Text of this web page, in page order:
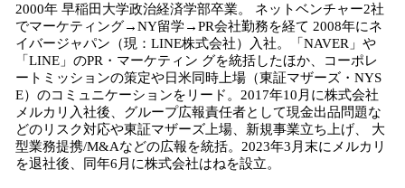
2000年 早稲田大学政治経済学部卒業。 ネットベンチャー2社
でマーケティング→NY留学→PR会社勤務を経て 2008年にネ
イバージャパン（現：LINE株式会社）入社。「NAVER」や
「LINE」のPR・マーケティン グを統括したほか、コーポレ
ートミッションの策定や日米同時上場（東証マザーズ・NYS
E）のコミュニケーションをリード。2017年10月に株式会社
メルカリ入社後、グループ広報責任者として現金出品問題な
どのリスク対応や東証マザーズ上場、新規事業立ち上げ、 大
型業務提携/M&Aなどの広報を統括。2023年3月末にメルカリ
を退社後、同年6月に株式会社はねを設立。